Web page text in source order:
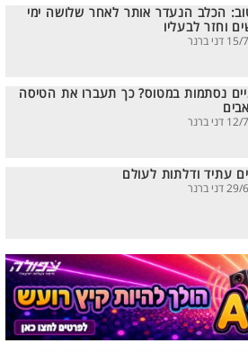
הכלב הנעדר אותר לאחר שלושה ימי
וחזר לבעליו
ברנר
נסתמות במטוס? כך תעברו את הטיסה
ברנר
עתיד ודלתות לעולם
ברנר